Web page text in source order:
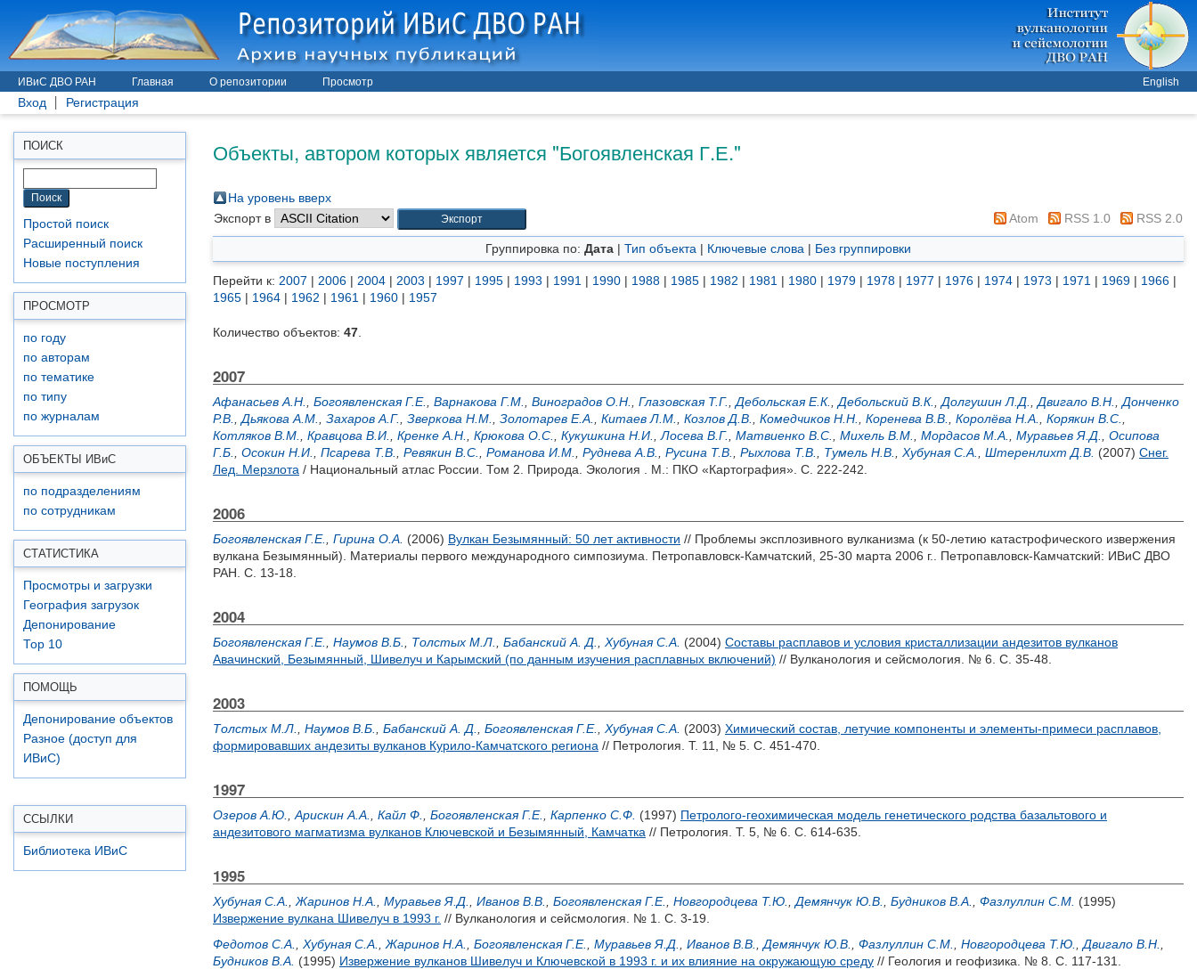
ИВиС ДВО РАН Главная О репозитории Просмотр English
Вход Регистрация
ПОИСК
Простой поиск
Расширенный поиск
Новые поступления
ПРОСМОТР
по году
по авторам
по тематике
по типу
по журналам
ОБЪЕКТЫ ИВиС
по подразделениям
по сотрудникам
СТАТИСТИКА
Просмотры и загрузки
География загрузок
Депонирование
Top 10
ПОМОЩЬ
Депонирование объектов
Разное (доступ для
ИВиС)
ССЫЛКИ
Библиотека ИВиС
Объекты, автором которых является "Богоявленская Г.Е."
На уровень вверх
Экспорт в
Atom RSS 1.0 RSS 2.0
Группировка по: Дата | Тип объекта | Ключевые слова | Без группировки
Перейти к: 2007 | 2006 | 2004 | 2003 | 1997 | 1995 | 1993 | 1991 | 1990 | 1988 | 1985 | 1982 | 1981 | 1980 | 1979 | 1978 | 1977 | 1976 | 1974 | 1973 | 1971 | 1969 | 1966 |
1965 | 1964 | 1962 | 1961 | 1960 | 1957
Количество объектов: 47
2007
Афанасьев А.Н. Богоявленская Г.Е. Варнакова Г.М. Виноградов О.Н. Глазовская Т.Г. Дебольская Е.К. Дебольский В.К. Долгушин Л.Д. Двигало В.Н.
Донченко
Р.В.
Дьякова А.М. Захаров А.Г. Зверкова Н.М. Золотарев Е.А. Китаев Л.М. Козлов Д.В. Комедчиков Н.Н. Коренева В.В. Королёва Н.А. Корякин В.С.
Котляков В.М.
Кравцова В.И. Кренке А.Н. Крюкова О.С. Кукушкина Н.И. Лосева В.Г. Матвиенко В.С. Михель В.М. Мордасов М.А. Муравьев Я.Д.
Осипова
Г.Б.
Осокин Н.И. Псарева Т.В. Ревякин В.С. Романова И.М. Руднева А.В. Русина Т.В. Рыхлова Т.В. Тумель Н.В. Хубуная С.А. Штеренлихт Д.В. (2007) Снег.
Лед. Мерзлота / Национальный атлас России. Том 2. Природа. Экология . М.: ПКО «Картография». С. 222-242.
2006
Богоявленская Г.Е. Гирина О.А. (2006) Вулкан Безымянный: 50 лет активности // Проблемы эксплозивного вулканизма (к 50-летию катастрофического извержения
вулкана Безымянный). Материалы первого международного симпозиума. Петропавловск-Камчатский, 25-30 марта 2006 г.. Петропавловск-Камчатский: ИВиС ДВО
РАН. С. 13-18.
2004
Богоявленская Г.Е. Наумов В.Б. Толстых М.Л. Бабанский А. Д. Хубуная С.А. (2004) Составы расплавов и условия кристаллизации андезитов вулканов
Авачинский, Безымянный, Шивелуч и Карымский (по данным изучения расплавных включений) // Вулканология и сейсмология. № 6. С. 35-48.
2003
Толстых М.Л. Наумов В.Б. Бабанский А. Д. Богоявленская Г.Е. Хубуная С.А. (2003) Химический состав, летучие компоненты и элементы-примеси расплавов,
формировавших андезиты вулканов Курило-Камчатского региона // Петрология. Т. 11, № 5. С. 451-470.
1997
Озеров А.Ю. Арискин A.A. Кайл Ф. Богоявленская Г.Е. Карпенко С.Ф. (1997) Петролого-геохимическая модель генетического родства базальтового и
андезитового магматизма вулканов Ключевской и Безымянный, Камчатка // Петрология. Т. 5, № 6. С. 614-635.
1995
Хубуная С.А. Жаринов Н.А. Муравьев Я.Д. Иванов В.В. Богоявленская Г.Е. Новгородцева Т.Ю. Демянчук Ю.В. Будников В.А. Фазлуллин С.М. (1995)
Извержение вулкана Шивелуч в 1993 г. // Вулканология и сейсмология. № 1. С. 3-19.
Федотов С.А.
Хубуная С.А. Жаринов Н.А. Богоявленская Г.Е. Муравьев Я.Д. Иванов В.В. Демянчук Ю.В. Фазлуллин С.М. Новгородцева Т.Ю. Двигало В.Н.
Будников В.А. (1995) Извержение вулканов Шивелуч и Ключевской в 1993 г. и их влияние на окружающую среду // Геология и геофизика. № 8. С. 117-131.